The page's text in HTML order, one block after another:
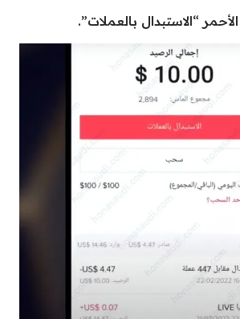
“الاستبدال بالعملات”.